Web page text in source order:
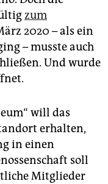
zum
2020 – als ein
– musste auch
Und wurde
will das
erhalten,
in einen
soll
Mitglieder